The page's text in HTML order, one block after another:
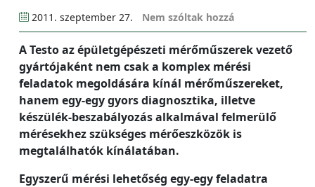
2011. szeptember 27. Nem szóltak hozzá
A Testo az épületgépészeti mérőműszerek vezető
gyártójaként nem csak a komplex mérési
feladatok megoldására kínál mérőműszereket,
hanem egy-egy gyors diagnosztika, illetve
készülék-beszabályozás alkalmával felmerülő
mérésekhez szükséges mérőeszközök is
megtalálhatók kínálatában.
Egyszerű mérési lehetőség egy-egy feladatra